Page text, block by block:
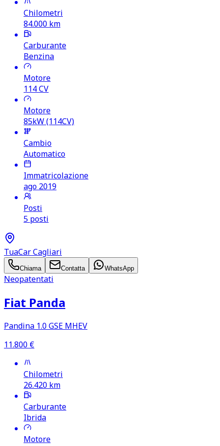
Chilometri
84.000 km
Carburante
Benzina
Motore
114CV
Motore
85kW (114CV)
Cambio
Automatico
Immatricolazione
ago 2019
Posti
5 posti
TuaCar Cagliari
Chiama Contatta WhatsApp
Neopatentati
Fiat Panda
Pandina 1.0 GSE MHEV
11.800 €
Chilometri
26.420 km
Carburante
Ibrida
Motore